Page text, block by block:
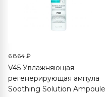
6 864 ₽
V45 Увлажняющая
регенерирующая ампула
Soothing Solution Ampoule